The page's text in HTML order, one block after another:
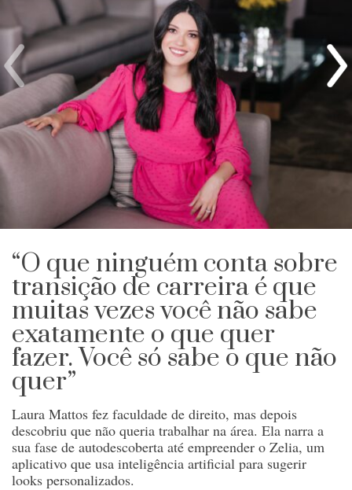
“O que ninguém conta sobre
transição de carreira é que
muitas vezes você não sabe
exatamente o que quer
fazer. Você só sabe o que não
quer”
Laura Mattos fez faculdade de direito, mas depois
descobriu que não queria trabalhar na área. Ela narra a
sua fase de autodescoberta até empreender o Zelia, um
aplicativo que usa inteligência artificial para sugerir
looks personalizados.